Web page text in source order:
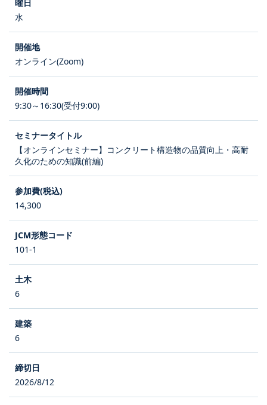
水
オンライン(Zoom)
9:30～16:30(受付9:00)
【オンラインセミナー】コンクリート構造物の品質向上・高耐
久化のための知識(前編)
14,300
101-1
6
6
2026/8/12